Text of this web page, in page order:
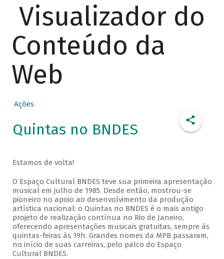
Visualizador do
Conteúdo da
Web
Ações
Quintas no BNDES
Estamos de volta!
O Espaço Cultural BNDES teve sua primeira apresentação
musical em julho de 1985. Desde então, mostrou-se
pioneiro no apoio ao desenvolvimento da produção
artística nacional: o Quintas no BNDES é o mais antigo
projeto de realização contínua no Rio de Janeiro,
oferecendo apresentações musicais gratuitas, sempre às
quintas-feiras às 19h. Grandes nomes da MPB passaram,
no início de suas carreiras, pelo palco do Espaço
Cultural BNDES.